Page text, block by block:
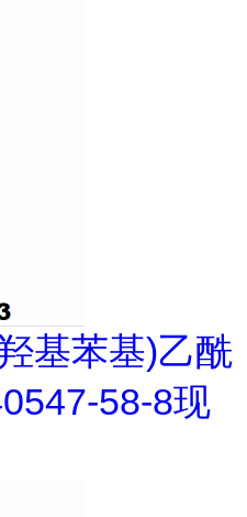
基苯基)乙酰
58-8现